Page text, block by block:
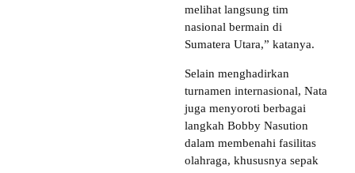
melihat langsung tim
nasional bermain di
Sumatera Utara,” katanya.
Selain menghadirkan
turnamen internasional, Nata
juga menyoroti berbagai
langkah Bobby Nasution
dalam membenahi fasilitas
olahraga, khususnya sepak